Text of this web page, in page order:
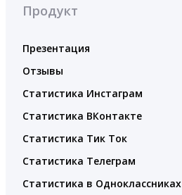
Продукт
Презентация
Отзывы
Статистика Инстаграм
Статистика ВКонтакте
Статистика Тик Ток
Статистика Телеграм
Статистика в Одноклассниках